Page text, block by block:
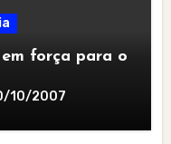
força para o
10/2007